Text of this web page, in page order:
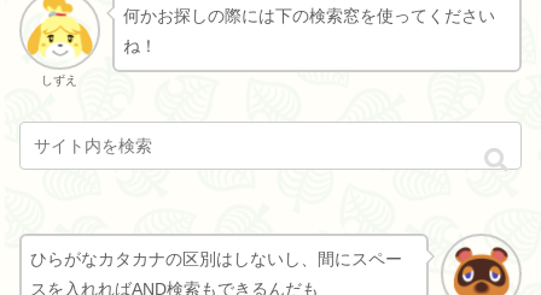
しずえ
何かお探しの際には下の検索窓を使ってください
ね！
ひらがなカタカナの区別はしないし、間にスペー
スを入れればAND検索もできるんだも